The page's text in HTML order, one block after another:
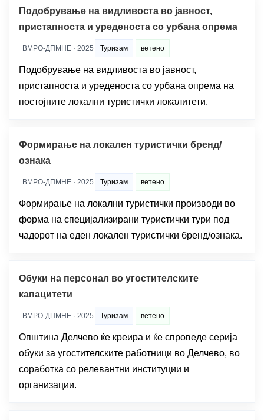
Подобрување на видливоста во јавност,
пристапноста и уреденоста со урбана опрема
ВМРО-ДПМНЕ · 2025 Туризам ветено
Подобрување на видливоста во јавност,
пристапноста и уреденоста со урбана опрема на
постојните локални туристички локалитети.
Формирање на локален туристички бренд/
ознака
ВМРО-ДПМНЕ · 2025 Туризам ветено
Формирање на локални туристички производи во
форма на специјализирани туристички тури под
чадорот на еден локален туристички бренд/ознака.
Обуки на персонал во угостителските
капацитети
ВМРО-ДПМНЕ · 2025 Туризам ветено
Општина Делчево ќе креира и ќе спроведе серија
обуки за угостителските работници во Делчево, во
соработка со релевантни институции и
организации.